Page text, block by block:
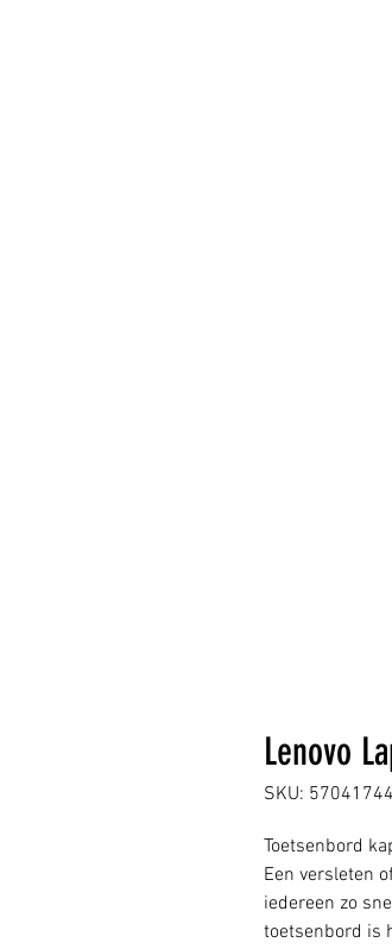
Lenovo
SKU:
Toetsenbord
Een versleten
iedereen zo
toetsenbord is